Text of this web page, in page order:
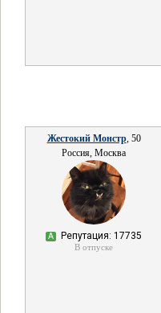
Жестокий Монстр, 50
Россия, Москва
А Репутация: 17735
В отпуске